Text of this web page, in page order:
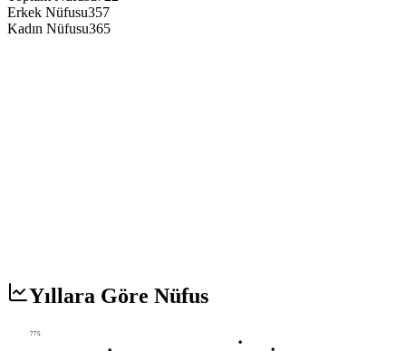
Erkek Nüfusu357
Kadın Nüfusu365
Yıllara Göre Nüfus
775